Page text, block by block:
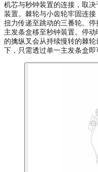
机芯与秒钟装置的连接，取
装置。棘轮与小齿轮牢固连
扭力传递至跳动的三番轮。
主发条盒移至秒钟装置。停
的擒纵叉会从持续慢转的棘
下，只需透过单一主发条盒即